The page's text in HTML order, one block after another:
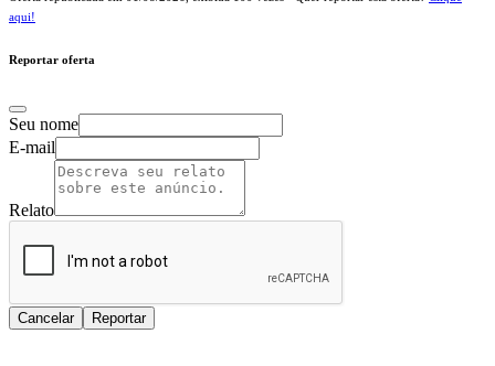
aqui!
Reportar oferta
Seu nome
E-mail
Relato
Cancelar Reportar